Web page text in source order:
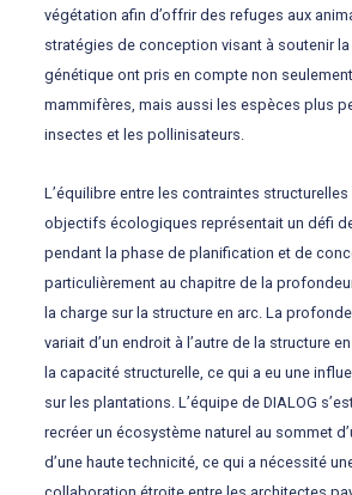
végétation afin d’offrir des refuges aux
stratégies de conception visant à soutenir
génétique ont pris en compte non
mammifères, mais aussi les espèces plus
insectes et les pollinisateurs.
L’équilibre entre les contraintes structurelles
objectifs écologiques représentait un défi
pendant la phase de planification et de
particulièrement au chapitre de la
la charge sur la structure en arc. La
variait d’un endroit à l’autre de la structure
la capacité structurelle, ce qui a eu une
sur les plantations. L’équipe de DIALOG
recréer un écosystème naturel au sommet
d’une haute technicité, ce qui a nécessité